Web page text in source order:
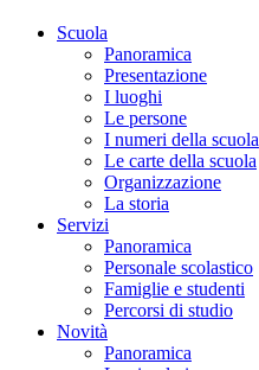
Scuola
Panoramica
Presentazione
I luoghi
Le persone
I numeri della scuola
Le carte della scuola
Organizzazione
La storia
Servizi
Panoramica
Personale scolastico
Famiglie e studenti
Percorsi di studio
Novità
Panoramica